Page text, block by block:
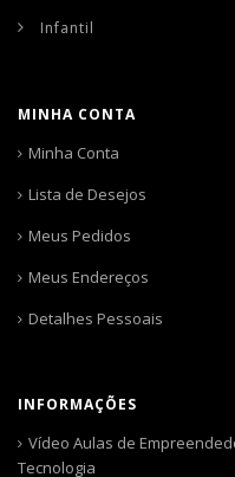
Infantil
MINHA CONTA
Minha Conta
Lista de Desejos
Meus Pedidos
Meus Endereços
Detalhes Pessoais
INFORMAÇÕES
Vídeo Aulas de
Tecnologia